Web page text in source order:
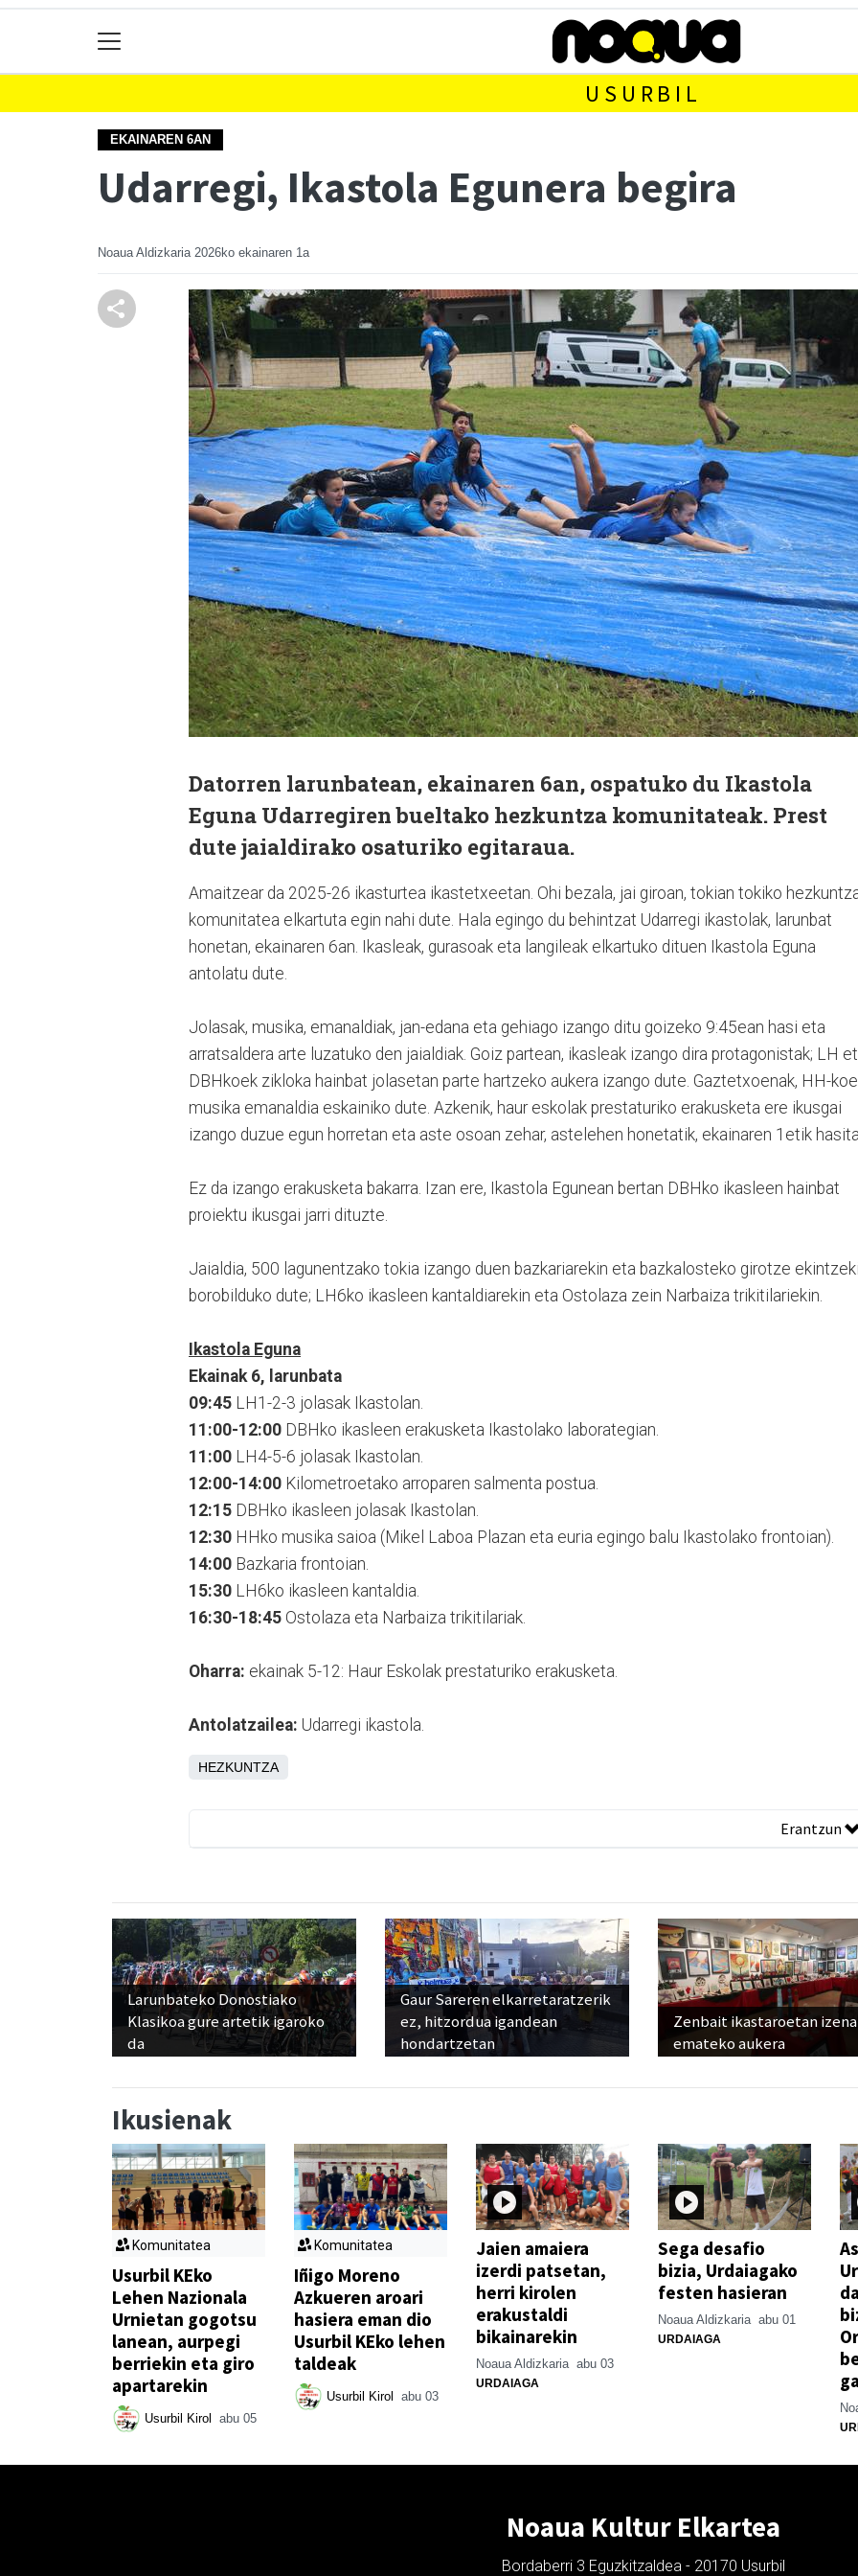
USURBIL
EKAINAREN 6AN
Udarregi, Ikastola Egunera begira
Noaua Aldizkaria 2026ko ekainaren 1a
Datorren larunbatean, ekainaren 6an, ospatuko du Ikastola
Eguna Udarregiren bueltako hezkuntza komunitateak. Prest
dute jaialdirako osaturiko egitaraua.
Amaitzear da 2025-26 ikasturtea ikastetxeetan. Ohi bezala, jai giroan, tokian tokiko
komunitatea elkartuta egin nahi dute. Hala egingo du behintzat Udarregi ikastolak, larunbat
honetan, ekainaren 6an. Ikasleak, gurasoak eta langileak elkartuko dituen Ikastola Eguna
antolatu dute.
Jolasak, musika, emanaldiak, jan-edana eta gehiago izango ditu goizeko 9:45ean hasi eta
arratsaldera arte luzatuko den jaialdiak. Goiz partean, ikasleak izango dira protagonistak; LH
DBHkoek zikloka hainbat jolasetan parte hartzeko aukera izango dute. Gaztetxoenak, HH-
musika emanaldia eskainiko dute. Azkenik, haur eskolak prestaturiko erakusketa ere ikusgai
izango duzue egun horretan eta aste osoan zehar, astelehen honetatik, ekainaren 1etik hasita.
Ez da izango erakusketa bakarra. Izan ere, Ikastola Egunean bertan DBHko ikasleen hainbat
proiektu ikusgai jarri dituzte.
Jaialdia, 500 lagunentzako tokia izango duen bazkariarekin eta bazkalosteko girotze
borobilduko dute; LH6ko ikasleen kantaldiarekin eta Ostolaza zein Narbaiza trikitilariekin.
Ikastola Eguna
Ekainak 6, larunbata
09:45 LH1-2-3 jolasak Ikastolan.
11:00-12:00 DBHko ikasleen erakusketa Ikastolako laborategian.
11:00 LH4-5-6 jolasak Ikastolan.
12:00-14:00 Kilometroetako arroparen salmenta postua.
12:15 DBHko ikasleen jolasak Ikastolan.
12:30 HHko musika saioa (Mikel Laboa Plazan eta euria egingo balu Ikastolako frontoian).
14:00 Bazkaria frontoian.
15:30 LH6ko ikasleen kantaldia.
16:30-18:45 Ostolaza eta Narbaiza trikitilariak.
Oharra: ekainak 5-12: Haur Eskolak prestaturiko erakusketa.
Antolatzailea: Udarregi ikastola.
HEZKUNTZA
Erantzun
Larunbateko Donostiako
Klasikoa gure artetik igaroko
da
Gaur Sareren elkarretaratzerik
ez, hitzordua igandean
hondartzetan
Zenbait ikastaroetan izena
emateko aukera
Ikusienak
Komunitatea
Usurbil KEko
Lehen Nazionala
Urnietan gogotsu
lanean, aurpegi
berriekin eta giro
apartarekin
Usurbil Kirol abu 05
Komunitatea
Iñigo Moreno
Azkueren aroari
hasiera eman dio
Usurbil KEko lehen
taldeak
Usurbil Kirol abu 03
Jaien amaiera
izerdi patsetan,
herri kirolen
erakustaldi
bikainarekin
Noaua Aldizkaria abu 03
URDAIAGA
Sega desafio
bizia, Urdaiagako
festen hasieran
Noaua Aldizkaria abu 01
URDAIAGA
Noaua Kultur Elkartea
Bordaberri 3 Eguzkitzaldea - 20170 Usurbil